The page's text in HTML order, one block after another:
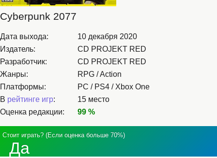
Cyberpunk 2077
Дата выхода:
10 декабря 2020
Издатель:
CD PROJEKT RED
Разработчик:
CD PROJEKT RED
Жанры:
RPG / Action
Платформы:
PC / PS4 / Xbox One
В рейтинге игр:
15 место
Оценка редакции:
99 %
Стоит играть? (Если оценка больше 70%)
Да